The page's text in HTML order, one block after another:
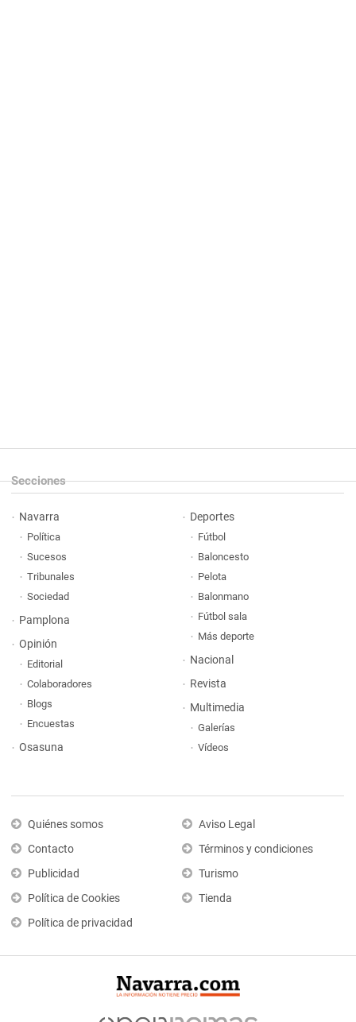
Secciones
Navarra
Política
Sucesos
Tribunales
Sociedad
Pamplona
Opinión
Editorial
Colaboradores
Blogs
Encuestas
Osasuna
Deportes
Fútbol
Baloncesto
Pelota
Balonmano
Fútbol sala
Más deporte
Nacional
Revista
Multimedia
Galerías
Vídeos
Quiénes somos
Contacto
Publicidad
Política de Cookies
Política de privacidad
Aviso Legal
Términos y condiciones
Turismo
Tienda